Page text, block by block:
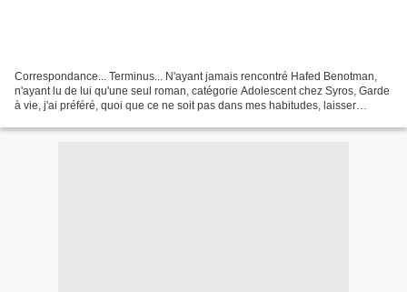
Correspondance... Terminus... N'ayant jamais rencontré Hafed Benotman,
n'ayant lu de lui qu'une seul roman, catégorie Adolescent chez Syros, Garde
à vie, j'ai préféré, quoi que ce ne soit pas dans mes habitudes, laisser